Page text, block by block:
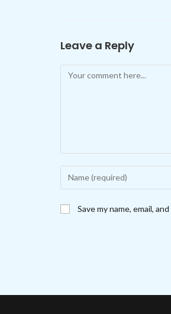
Leave a Reply
Comment
Enter
your
name
or
Save my name, email,